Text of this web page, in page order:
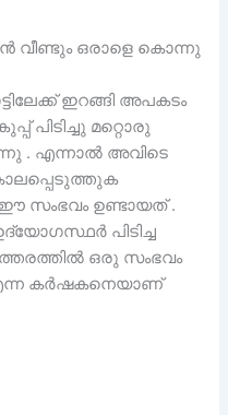
വീണ്ടും ഒരാളെ കൊന്നു
ഇറങ്ങി അപകടം
പിടിച്ചു മറ്റൊരു
. എന്നാൽ അവിടെ
ഈ സംഭവം ഉണ്ടായത് .
പിടിച്ച
ഒരു സംഭവം
കർഷകനെയാണ്